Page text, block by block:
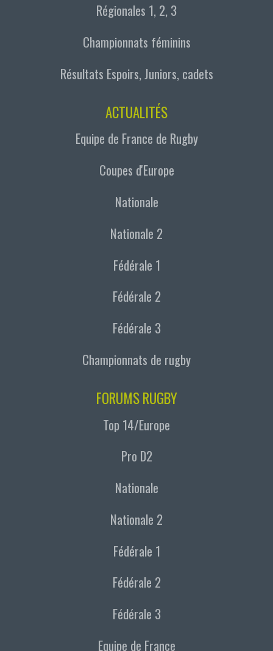
Régionales 1, 2, 3
Championnats féminins
Résultats Espoirs, Juniors, cadets
ACTUALITÉS
Equipe de France de Rugby
Coupes d'Europe
Nationale
Nationale 2
Fédérale 1
Fédérale 2
Fédérale 3
Championnats de rugby
FORUMS RUGBY
Top 14/Europe
Pro D2
Nationale
Nationale 2
Fédérale 1
Fédérale 2
Fédérale 3
Equipe de France